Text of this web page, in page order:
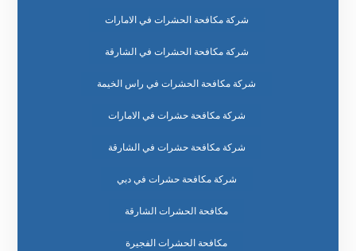
شركة مكافحة الحشرات في الامارات
شركة مكافحة الحشرات في الشارقة
شركة مكافحة الحشرات في راس الخيمة
شركة مكافحة حشرات في الامارات
شركة مكافحة حشرات في الشارقة
شركة مكافحة حشرات في دبي
مكافحة الحشرات الشارقة
مكافحة الحشرات الفجيرة